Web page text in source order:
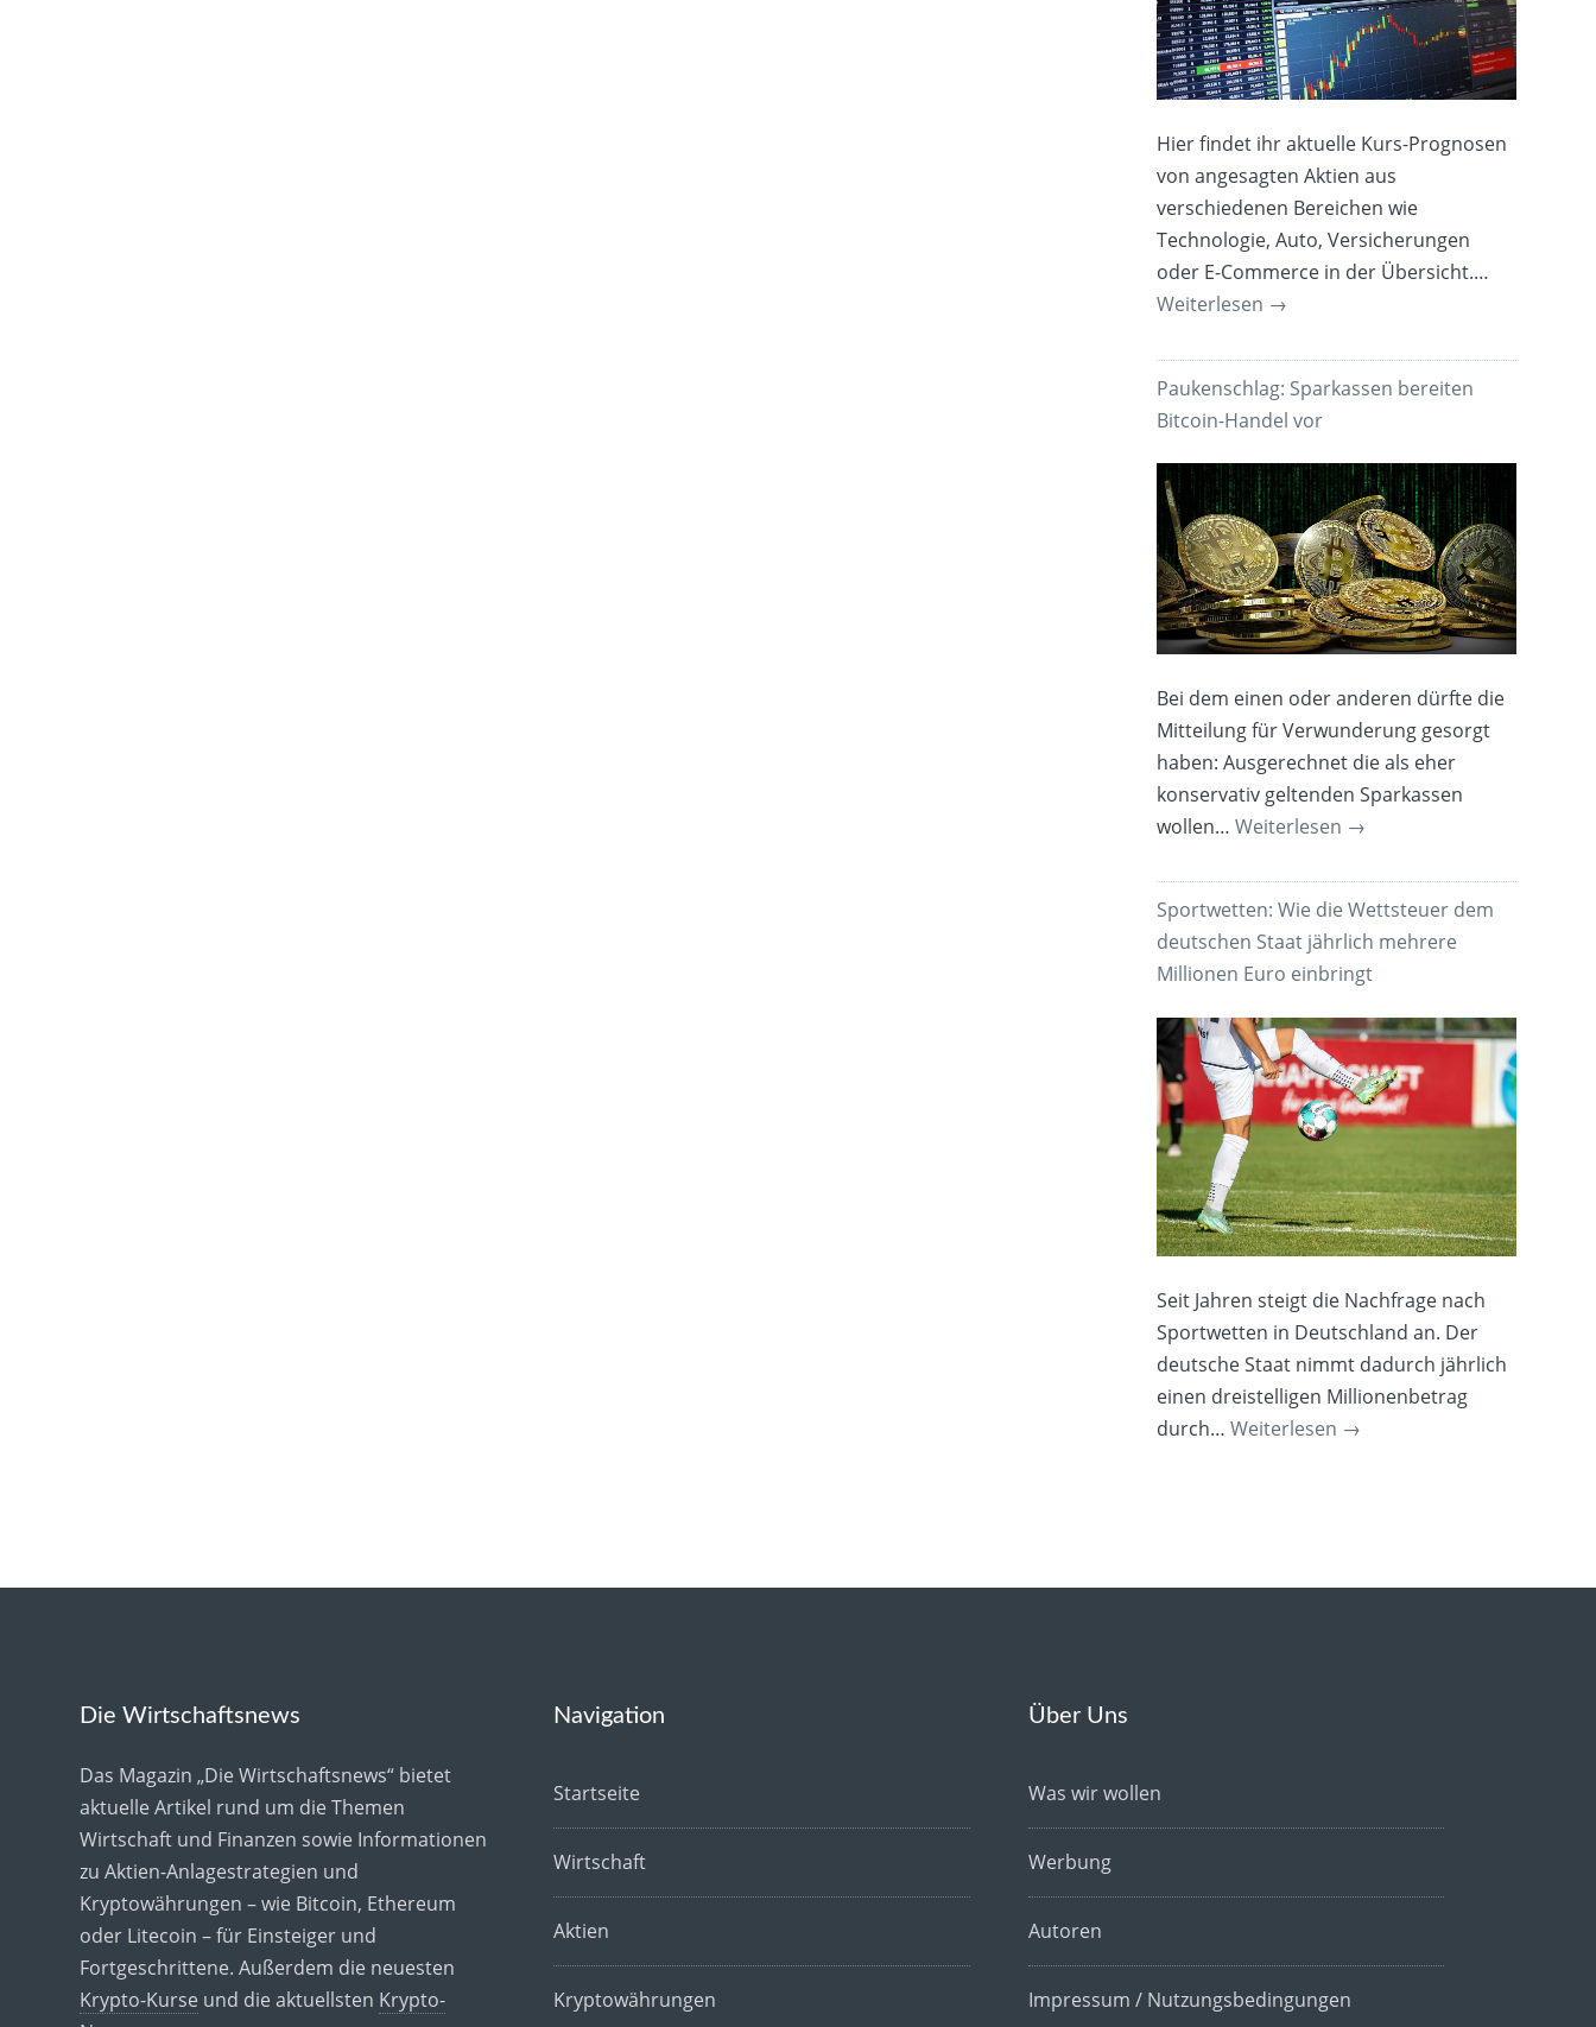
Hier findet ihr aktuelle Kurs-Prognosen
von angesagten Aktien aus
verschiedenen Bereichen wie
Technologie, Auto, Versicherungen
oder E-Commerce in der Übersicht.…
Weiterlesen →
Paukenschlag: Sparkassen bereiten
Bitcoin-Handel vor
Bei dem einen oder anderen dürfte die
Mitteilung für Verwunderung gesorgt
haben: Ausgerechnet die als eher
konservativ geltenden Sparkassen
wollen…Weiterlesen →
Sportwetten: Wie die Wettsteuer dem
deutschen Staat jährlich mehrere
Millionen Euro einbringt
Seit Jahren steigt die Nachfrage nach
Sportwetten in Deutschland an. Der
deutsche Staat nimmt dadurch jährlich
einen dreistelligen Millionenbetrag
durch…Weiterlesen →
Die Wirtschaftsnews
Das Magazin „Die Wirtschaftsnews“ bietet
aktuelle Artikel rund um die Themen
Wirtschaft und Finanzen sowie Informationen
zu Aktien-Anlagestrategien und
Kryptowährungen – wie Bitcoin, Ethereum
oder Litecoin – für Einsteiger und
Fortgeschrittene. Außerdem die neuesten
Krypto-Kurse und die aktuellsten Krypto-
Navigation
Startseite
Wirtschaft
Aktien
Kryptowährungen
Über Uns
Was wir wollen
Werbung
Autoren
Impressum / Nutzungsbedingungen